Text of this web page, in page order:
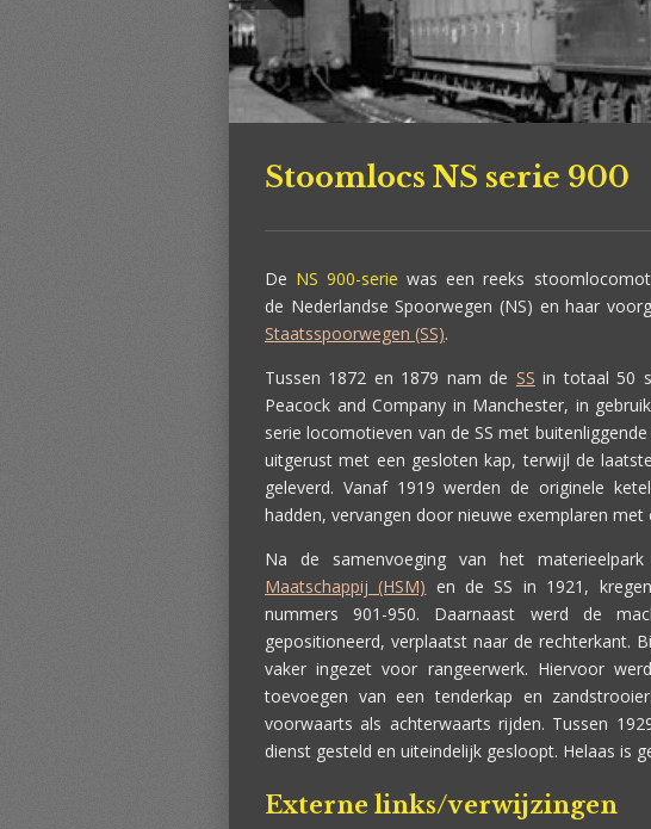
Stoomlocs NS serie 900
De NS 900-serie was een reeks
de Nederlandse Spoorwegen (NS) en haar
Staatsspoorwegen (SS).
Tussen 1872 en 1879 nam de SS in totaal 50
Peacock and Company in Manchester, in
serie locomotieven van de SS met
uitgerust met een gesloten kap, terwijl de
geleverd. Vanaf 1919 werden de originele
hadden, vervangen door nieuwe exemplaren
Na de samenvoeging van het
Maatschappij (HSM) en de SS in 1921,
nummers 901-950. Daarnaast werd de
gepositioneerd, verplaatst naar de rechterkant.
vaker ingezet voor rangeerwerk. Hiervoor
toevoegen van een tenderkap en
voorwaarts als achterwaarts rijden. Tussen
dienst gesteld en uiteindelijk gesloopt. Helaas is
Externe links/verwijzingen